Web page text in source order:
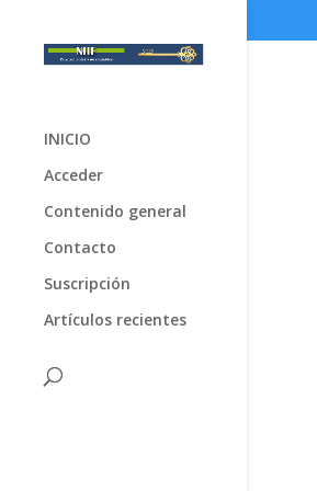
INICIO
Acceder
Contenido general
Contacto
Suscripción
Artículos recientes